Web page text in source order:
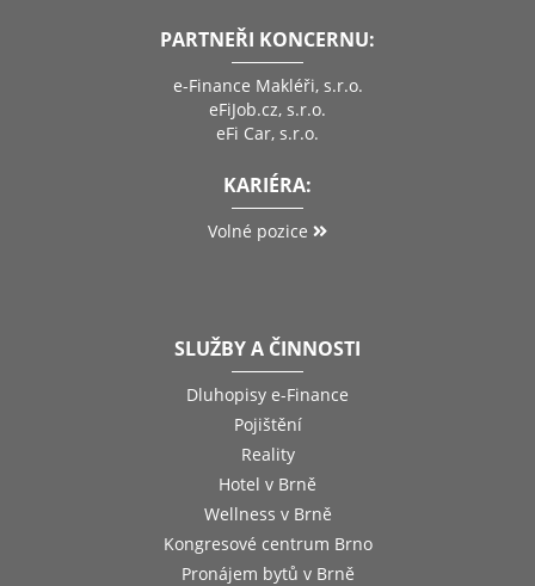
PARTNEŘI KONCERNU:
e-Finance Makléři, s.r.o.
eFiJob.cz, s.r.o.
eFi Car, s.r.o.
KARIÉRA:
Volné pozice
SLUŽBY A ČINNOSTI
Dluhopisy e-Finance
Pojištění
Reality
Hotel v Brně
Wellness v Brně
Kongresové centrum Brno
Pronájem bytů v Brně